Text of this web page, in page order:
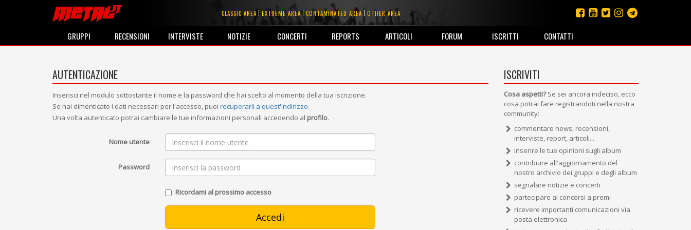
CLASSIC AREA EXTREME AREA CONTAMINATED AREA OTHER AREA
GRUPPI RECENSIONI INTERVISTE NOTIZIE CONCERTI REPORTS ARTICOLI FORUM ISCRITTI CONTATTI
AUTENTICAZIONE
Inserisci nel modulo sottostante il nome e la password che hai scelto al momento della tua iscrizione.
Se hai dimenticato i dati necessari per l'accesso, puoi recuperarli a quest'indirizzo.
Una volta autenticato potrai cambiare le tue informazioni personali accedendo al profilo.
Nome utente
Password
Ricordami al prossimo accesso
ISCRIVITI
Cosa aspetti?Se sei ancora indeciso, ecco
cosa potrai fare registrandoti nella nostra
community:
commentare news, recensioni,
interviste, report, articoli...
inserire le tue opinioni sugli album
contribuire all'aggiornamento del
nostro archivio dei gruppi e degli album
segnalare notizie e concerti
partecipare ai concorsi a premi
ricevere importanti comunicazioni via
posta elettronica